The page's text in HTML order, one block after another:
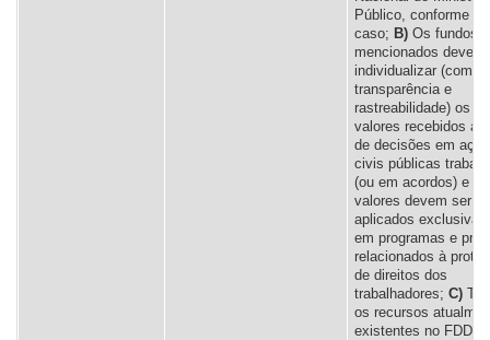
Público, conforme o
caso; B) Os fundos
mencionados devem
individualizar (com
transparência e
rastreabilidade) os
valores recebidos a
de decisões em
civis públicas
(ou em acordos) e
valores devem ser
aplicados
em programas e
relacionados à
de direitos dos
trabalhadores; C)
os recursos
existentes no FDD